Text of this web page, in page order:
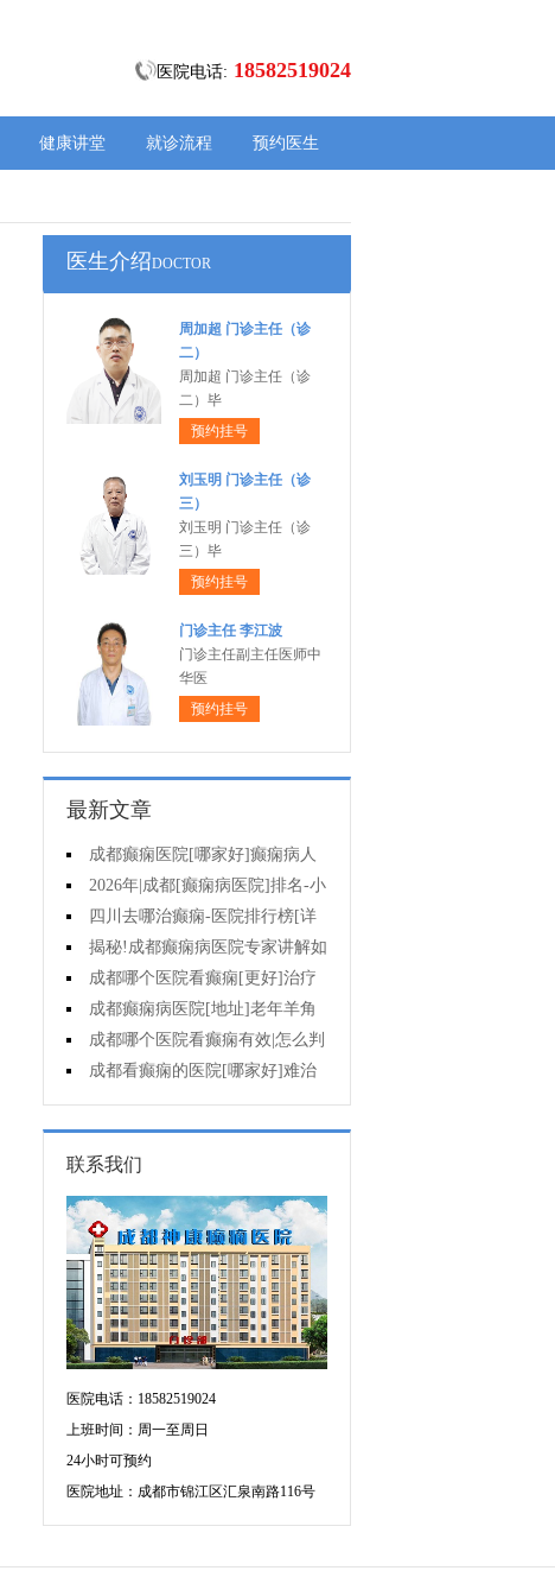
医院电话: 18582519024
健康讲堂 就诊流程 预约医生
医生介绍DOCTOR
周加超 门诊主任（诊
二）
周加超 门诊主任（诊
二）毕
预约挂号
刘玉明 门诊主任（诊
三）
刘玉明 门诊主任（诊
三）毕
预约挂号
门诊主任 李江波
门诊主任副主任医师中
华医
预约挂号
最新文章
成都癫痫医院[哪家好]癫痫病人
能活多久?
2026年|成都[癫痫病医院]排名-小
儿癫痫症状是什么?
四川去哪治癫痫-医院排行榜[详
细排名]儿童癫痫治疗要注意什么?
揭秘!成都癫痫病医院专家讲解如
何避免癫痫病的遗传给孩子?
成都哪个医院看癫痫[更好]治疗
癫痫的药物不良反应是什么?
成都癫痫病医院[地址]老年羊角
风心理怎么调整?
成都哪个医院看癫痫有效|怎么判
断癫痫有没有发作?
成都看癫痫的医院[哪家好]难治
性癫痫怎么治疗呢?
联系我们
医院电话：18582519024
上班时间：周一至周日
24小时可预约
医院地址：成都市锦江区汇泉南路116号